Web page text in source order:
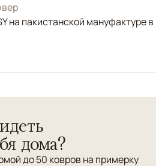
на пакистанской мануфактуре
с мощной
стили интерьеров, в которых
ковра KAZAKH
дома?
до 50 ковров на примерку